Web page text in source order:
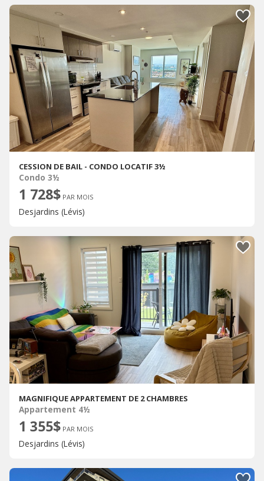
CESSION DE BAIL - CONDO LOCATIF 3½
Condo 3½
1 728$ PAR MOIS
Desjardins (Lévis)
MAGNIFIQUE APPARTEMENT DE 2 CHAMBRES
Appartement 4½
1 355$ PAR MOIS
Desjardins (Lévis)